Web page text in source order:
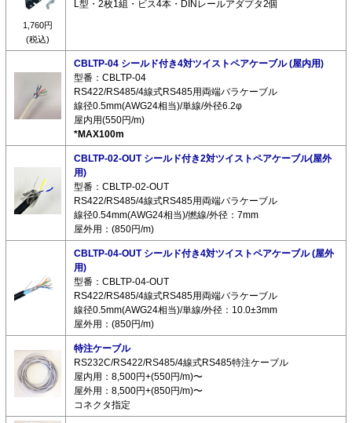
1,760円
(税込)
L型・2枚1組・ビス4本・DINレールアダプタ2個
CBLTP-04 シールド付き4対ツイストペアケーブル (屋内用)
型番：CBLTP-04
RS422/RS485/4線式RS485用両端バラケーブル
線径0.5mm(AWG24相当)/単線/外径6.2φ
屋内用(550円/m)
*MAX100m
CBLTP-02-OUT シールド付き2対ツイストペアケーブル(屋外
用)
型番：CBLTP-02-OUT
RS422/RS485/4線式RS485用両端バラケーブル
線径0.54mm(AWG24相当)/撚線/外径：7mm
屋外用：(850円/m)
CBLTP-04-OUT シールド付き4対ツイストペアケーブル (屋外
用)
型番：CBLTP-04-OUT
RS422/RS485/4線式RS485用両端バラケーブル
線径0.5mm(AWG24相当)/単線/外径：10.0±3mm
屋外用：(850円/m)
特注ケーブル
RS232C/RS422/RS485/4線式RS485特注ケーブル
屋内用：8,500円+(550円/m)〜
屋外用：8,500円+(850円/m)〜
コネクタ指定